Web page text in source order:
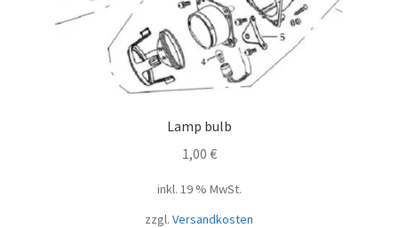
Lamp bulb
1,00 €
inkl. 19 % MwSt.
zzgl. Versandkosten